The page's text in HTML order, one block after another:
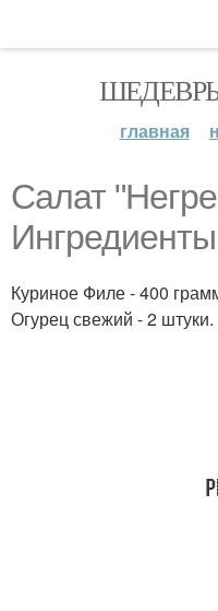
главная
Салат
Куриное Филе - 400
Огурец свежий - 2 штуки.